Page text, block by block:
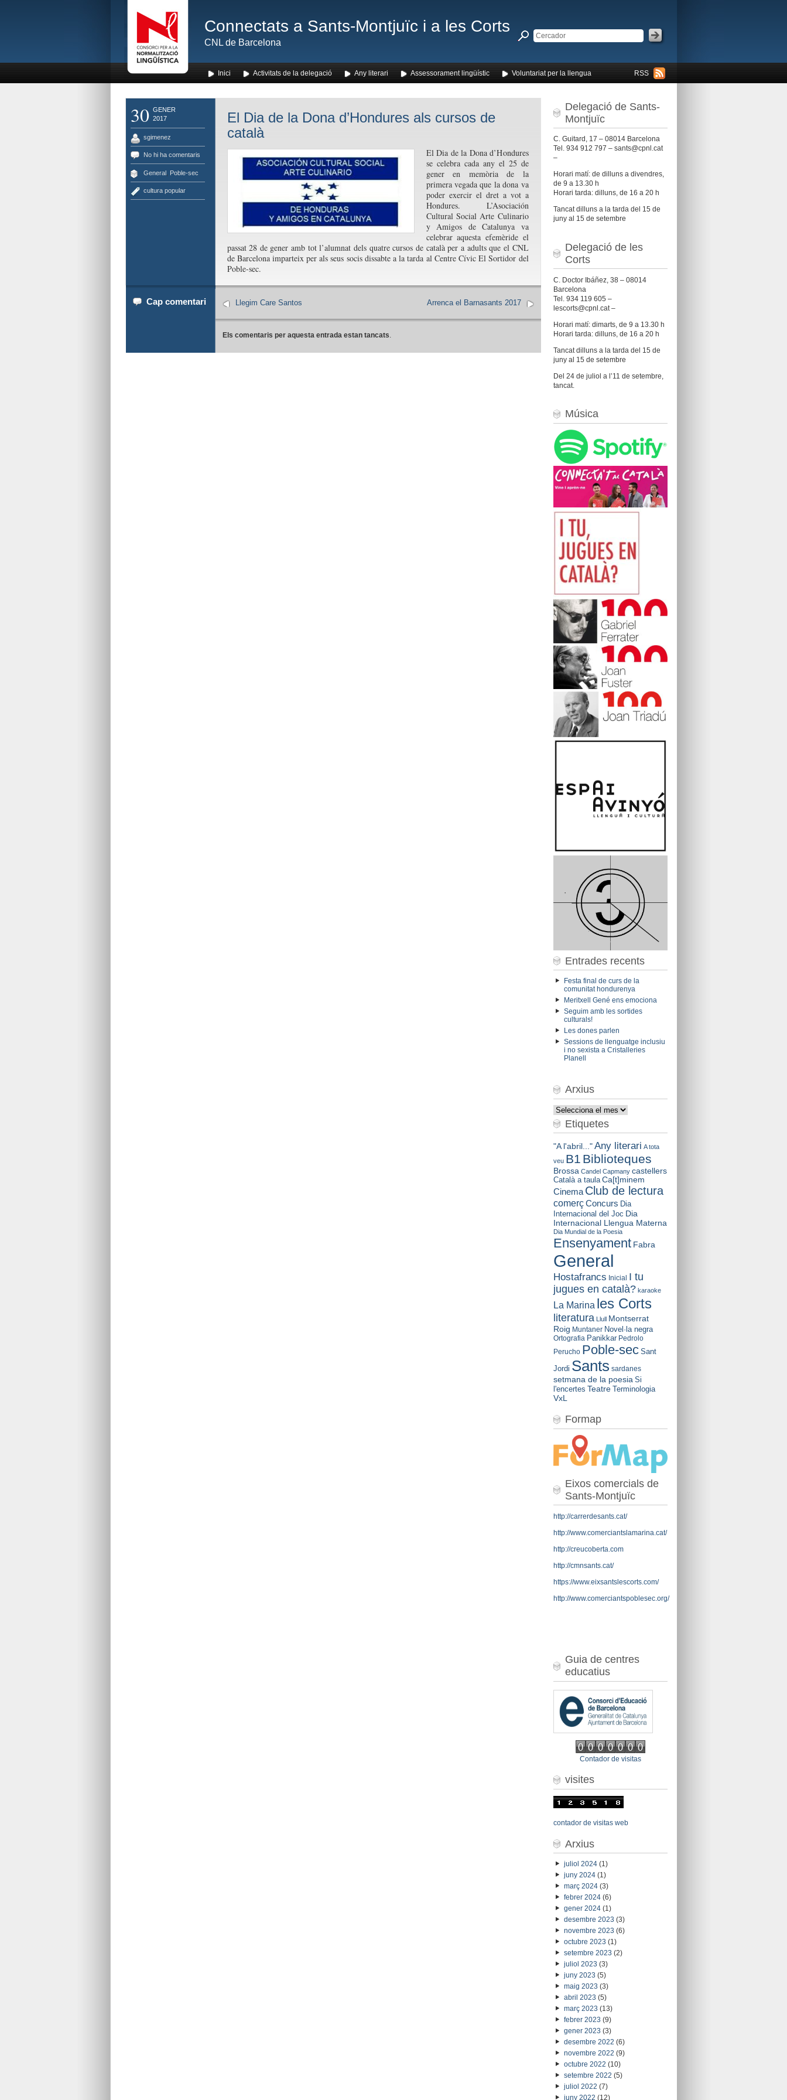
Connectats a Sants-Montjuïc i a les Corts
CNL de Barcelona
RSS
Inici Activitats de la delegació Any literari Assessorament lingüístic Voluntariat per la llengua
30 GENER
2017
sgimenez
No hi ha comentaris
General, Poble-sec
cultura popular
El Dia de la Dona d’Hondures als cursos de
català
El Dia de la Dona d’Hondures
se celebra cada any el 25 de
gener en memòria de la
primera vegada que la dona va
poder exercir el dret a vot a
Hondures. L’Asociación
Cultural Social Arte Culinario
y Amigos de Catalunya va
celebrar aquesta efemèride el
passat 28 de gener amb tot l’alumnat dels quatre cursos de català per a adults que el CNL
de Barcelona imparteix per als seus socis dissabte a la tarda al Centre Cívic El Sortidor del
Poble-sec.
Cap comentari Arrenca el Barnasants 2017
Llegim Care Santos
Els comentaris per aquesta entrada estan tancats.
Delegació de Sants-
Montjuïc
C. Guitard, 17 – 08014 Barcelona
Tel. 934 912 797 – sants@cpnl.cat
–
Horari matí: de dilluns a divendres,
de 9 a 13.30 h
Horari tarda: dilluns, de 16 a 20 h
Tancat dilluns a la tarda del 15 de
juny al 15 de setembre
Delegació de les
Corts
C. Doctor Ibáñez, 38 – 08014
Barcelona
Tel. 934 119 605 –
lescorts@cpnl.cat –
Horari matí: dimarts, de 9 a 13.30 h
Horari tarda: dilluns, de 16 a 20 h
Tancat dilluns a la tarda del 15 de
juny al 15 de setembre
Del 24 de juliol a l’11 de setembre,
tancat.
Música
Entrades recents
Festa final de curs de la
comunitat hondurenya
Meritxell Gené ens emociona
Seguim amb les sortides
culturals!
Les dones parlen
Sessions de llenguatge inclusiu
i no sexista a Cristalleries
Planell
Arxius
Arxius
Etiquetes
"A l'abril..." Any literari A tota
veu B1 Biblioteques
Brossa Candel Capmany castellers
Català a taula Ca[t]minem
Cinema Club de lectura
comerç Concurs Dia
Internacional del Joc Dia
Internacional Llengua Materna
Dia Mundial de la Poesia
Ensenyament Fabra
General
Hostafrancs Inicial I tu
jugues en català? karaoke
La Marina les Corts
literatura Llull Montserrat
Roig Muntaner Novel·la negra
Ortografia Panikkar Pedrolo
Perucho Poble-sec Sant
Jordi Sants sardanes
setmana de la poesia Si
l'encertes Teatre Terminologia
VxL
Formap
Eixos comercials de
Sants-Montjuïc
http://carrerdesants.cat/
http://www.comerciantslamarina.cat/
http://creucoberta.com
http://cmnsants.cat/
https://www.eixsantslescorts.com/
http://www.comerciantspoblesec.org/
Guia de centres
educatius
Contador de visitas
visites
contador de visitas web
Arxius
juliol 2024(1)
juny 2024(1)
març 2024(3)
febrer 2024(6)
gener 2024(1)
desembre 2023 (3)
novembre 2023 (6)
octubre 2023 (1)
setembre 2023 (2)
juliol 2023 (3)
juny 2023 (5)
maig 2023 (3)
abril 2023 (5)
març 2023 (13)
febrer 2023 (9)
gener 2023 (3)
desembre 2022 (6)
novembre 2022 (9)
octubre 2022 (10)
setembre 2022 (5)
juliol 2022 (7)
juny 2022 (12)